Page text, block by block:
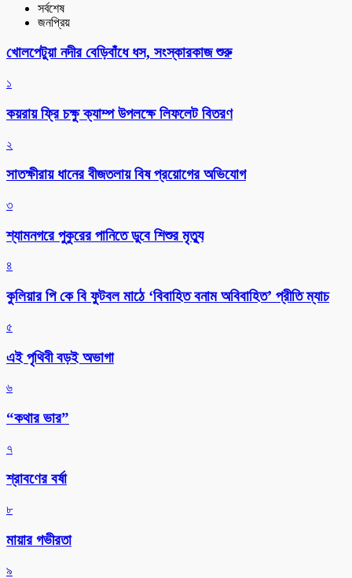
সর্বশেষ
জনপ্রিয়
খোলপেটুয়া নদীর বেড়িবাঁধে ধস, সংস্কারকাজ শুরু
১
কয়রায় ফ্রি চক্ষু ক্যাম্প উপলক্ষে লিফলেট বিতরণ
২
সাতক্ষীরায় ধানের বীজতলায় বিষ প্রয়োগের অভিযোগ
৩
শ্যামনগরে পুকুরের পানিতে ডুবে শিশুর মৃত্যু
৪
কুলিয়ার পি কে বি ফুটবল মাঠে ‘বিবাহিত বনাম অবিবাহিত’ প্রীতি ম্যাচ
৫
এই পৃথিবী বড়ই অভাগা
৬
“কথার ভার”
৭
শ্রাবণের বর্ষা
৮
মায়ার গভীরতা
৯